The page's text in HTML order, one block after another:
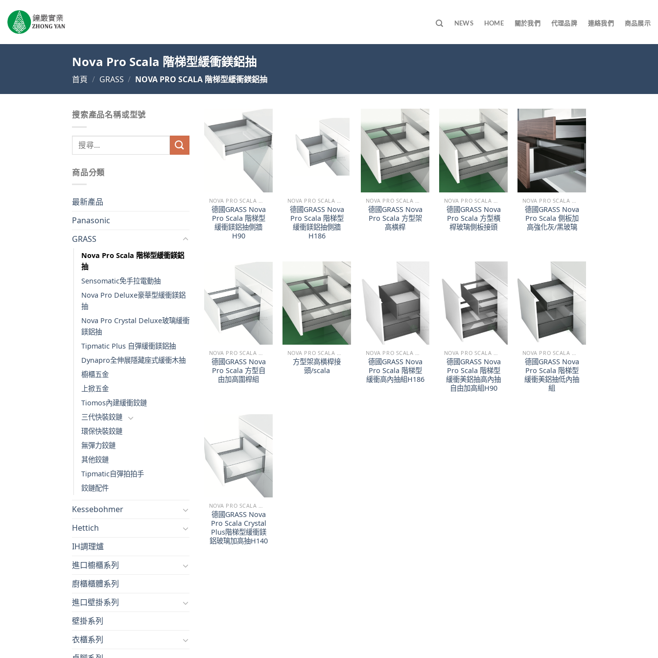
content
NEWS HOME 關於我們 代理品牌 連絡我們 商品展示
Nova Pro Scala 階梯型緩衝鎂鋁抽
首頁 / GRASS / NOVA PRO SCALA 階梯型緩衝鎂鋁抽
搜索產品名稱或型號
鍵
字:
商品分類
最新產品
Panasonic
GRASS
Nova Pro Scala 階梯型緩衝鎂鋁
抽
Sensomatic免手拉電動抽
Nova Pro Deluxe豪華型緩衝鎂鋁
抽
Nova Pro Crystal Deluxe玻璃緩衝
鎂鋁抽
Tipmatic Plus 自彈緩衝鎂鋁抽
Dynapro全伸展隱藏座式緩衝木抽
櫥櫃五金
上掀五金
Tiomos內建緩衝鉸鏈
三代快裝鉸鏈
環保快裝鉸鏈
無彈力鉸鏈
其他鉸鏈
Tipmatic自彈拍拍手
鉸鏈配件
Kessebohmer
Hettich
IH調理爐
進口櫥櫃系列
廚櫃櫃體系列
進口壁掛系列
壁掛系列
衣櫃系列
德國GRASS Nova
Pro Scala 階梯型
緩衝鎂鋁抽側牆
H90
德國GRASS Nova
Pro Scala 階梯型
緩衝鎂鋁抽側牆
H186
德國GRASS Nova
Pro Scala 方型架
高橫桿
德國GRASS Nova
Pro Scala 方型橫
桿玻璃側板接頭
德國GRASS Nova
Pro Scala 側板加
高強化灰/黑玻璃
NOVA PRO SCALA 階梯型緩衝鎂鋁抽
德國GRASS Nova
Pro Scala 方型自
由加高圍桿組
NOVA PRO SCALA 階梯型緩衝鎂鋁抽
方型架高橫桿接
頭/scala
NOVA PRO SCALA 階梯型緩衝鎂鋁抽
德國GRASS Nova
Pro Scala 階梯型
緩衝高內抽組H186
NOVA PRO SCALA 階梯型緩衝鎂鋁抽
德國GRASS Nova
Pro Scala 階梯型
緩衝美鋁抽高內抽
自由加高組H90
NOVA PRO SCALA 階梯型緩衝鎂鋁抽
德國GRASS Nova
Pro Scala 階梯型
緩衝美鋁抽低內抽
組
NOVA PRO SCALA 階梯型緩衝鎂鋁抽
德國GRASS Nova
Pro Scala Crystal
Plus階梯型緩衝鎂
鋁玻璃加高抽H140